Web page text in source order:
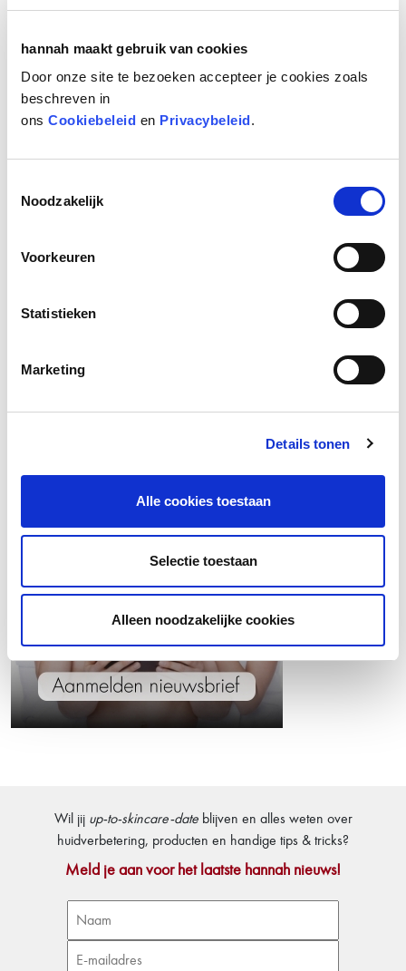
hannah maakt gebruik van cookies
Door onze site te bezoeken accepteer je cookies zoals
beschreven in
ons Cookiebeleid en Privacybeleid.
Noodzakelijk
Voorkeuren
Statistieken
Marketing
Details tonen
Alle cookies toestaan
Selectie toestaan
Alleen noodzakelijke cookies
Cosmeticamerk beschermt meer dan alleen de huid
Deze BeYOUty heeft een Award gewonnen!
Geef een glimalach cadeau!
hannah blog
hannah nieuws?
Wil jij up-to-skincare-dateblijven en alles weten over
huidverbetering, producten en handige tips & tricks?
Meld je aan voor het laatste hannah nieuws!